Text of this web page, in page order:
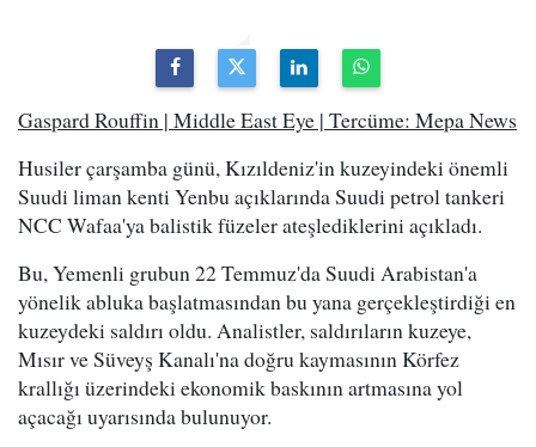
Gaspard Rouffin | Middle East Eye | Tercüme: Mepa News
Husiler çarşamba günü, Kızıldeniz'in kuzeyindeki önemli
Suudi liman kenti Yenbu açıklarında Suudi petrol tankeri
NCC Wafaa'ya balistik füzeler ateşlediklerini açıkladı.
Bu, Yemenli grubun 22 Temmuz'da Suudi Arabistan'a
yönelik abluka başlatmasından bu yana gerçekleştirdiği en
kuzeydeki saldırı oldu. Analistler, saldırıların kuzeye,
Mısır ve Süveyş Kanalı'na doğru kaymasının Körfez
krallığı üzerindeki ekonomik baskının artmasına yol
açacağı uyarısında bulunuyor.